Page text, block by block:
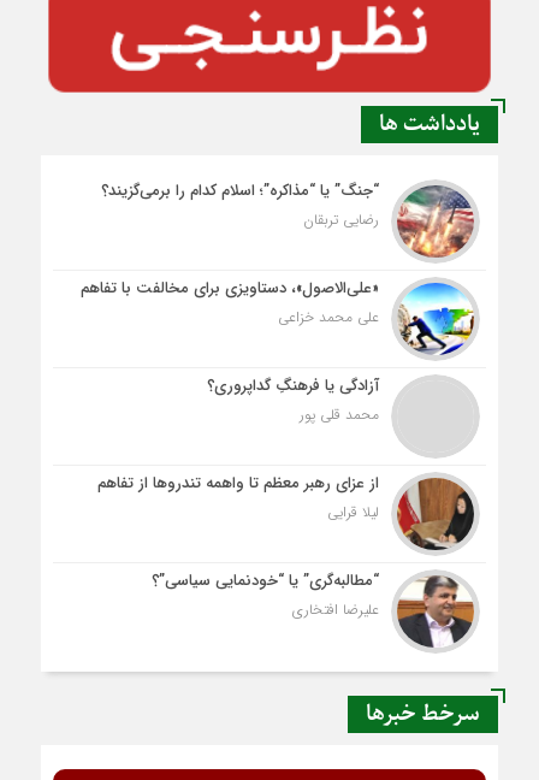
یادداشت ها
“جنگ” یا “مذاکره”؛ اسلام کدام را برمی‌گزیند؟
رضایی تربقان
«علی‌الاصول»، دستاویزی برای مخالفت با تفاهم
علی محمد خزاعی
آزادگی یا فرهنگِ گداپروری؟
محمد قلی پور
از عزای رهبر معظم تا واهمه تندروها از تفاهم
لیلا قرایی
“مطالبه‌گری” یا “خودنمایی سیاسی”؟
علیرضا افتخاری
سرخط خبرها